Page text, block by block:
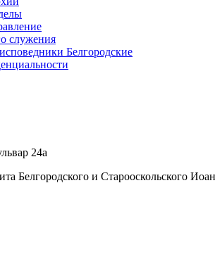
служения
Белгородские
24а
Белгородского и Старооскольского